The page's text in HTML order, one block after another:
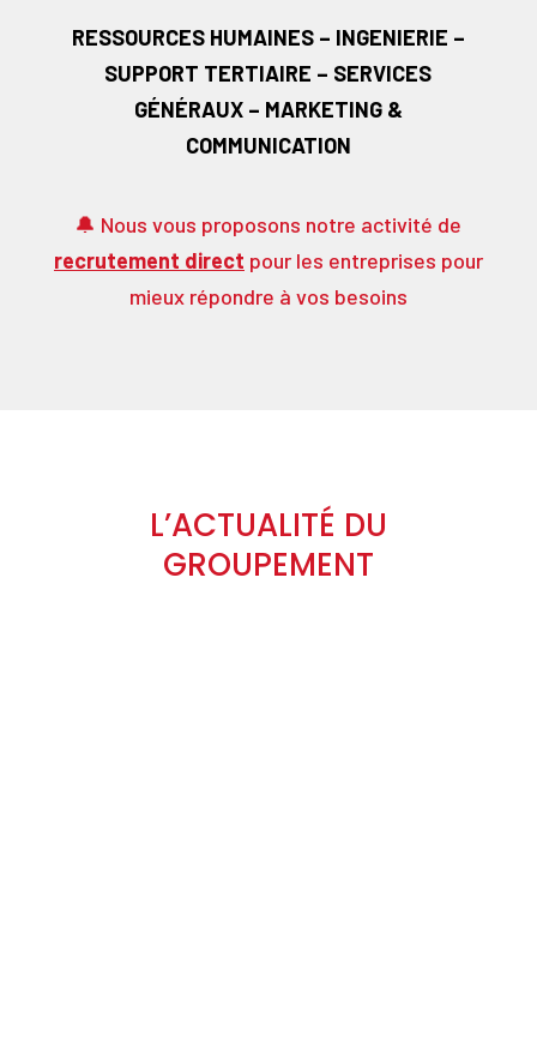
RESSOURCES HUMAINES – INGENIERIE –
SUPPORT TERTIAIRE – SERVICES
GÉNÉRAUX – MARKETING &
COMMUNICATION
🔔 Nous vous proposons notre activité de
recrutement direct pour les entreprises pour
mieux répondre à vos besoins
L’ACTUALITÉ DU
GROUPEMENT